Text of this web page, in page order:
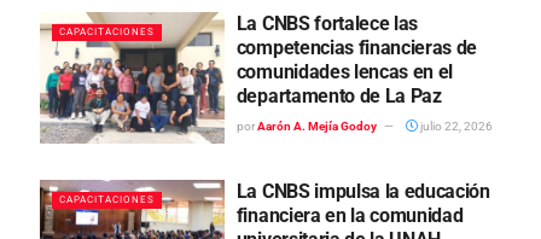
CAPACITACIONES
La CNBS fortalece las
competencias financieras de
comunidades lencas en el
departamento de La Paz
por Aarón A. Mejía Godoy julio 22, 2026
CAPACITACIONES
La CNBS impulsa la educación
financiera en la comunidad